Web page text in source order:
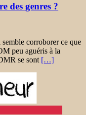
des genres ?
corroborer ce que
peu aguéris à la
se sont […]